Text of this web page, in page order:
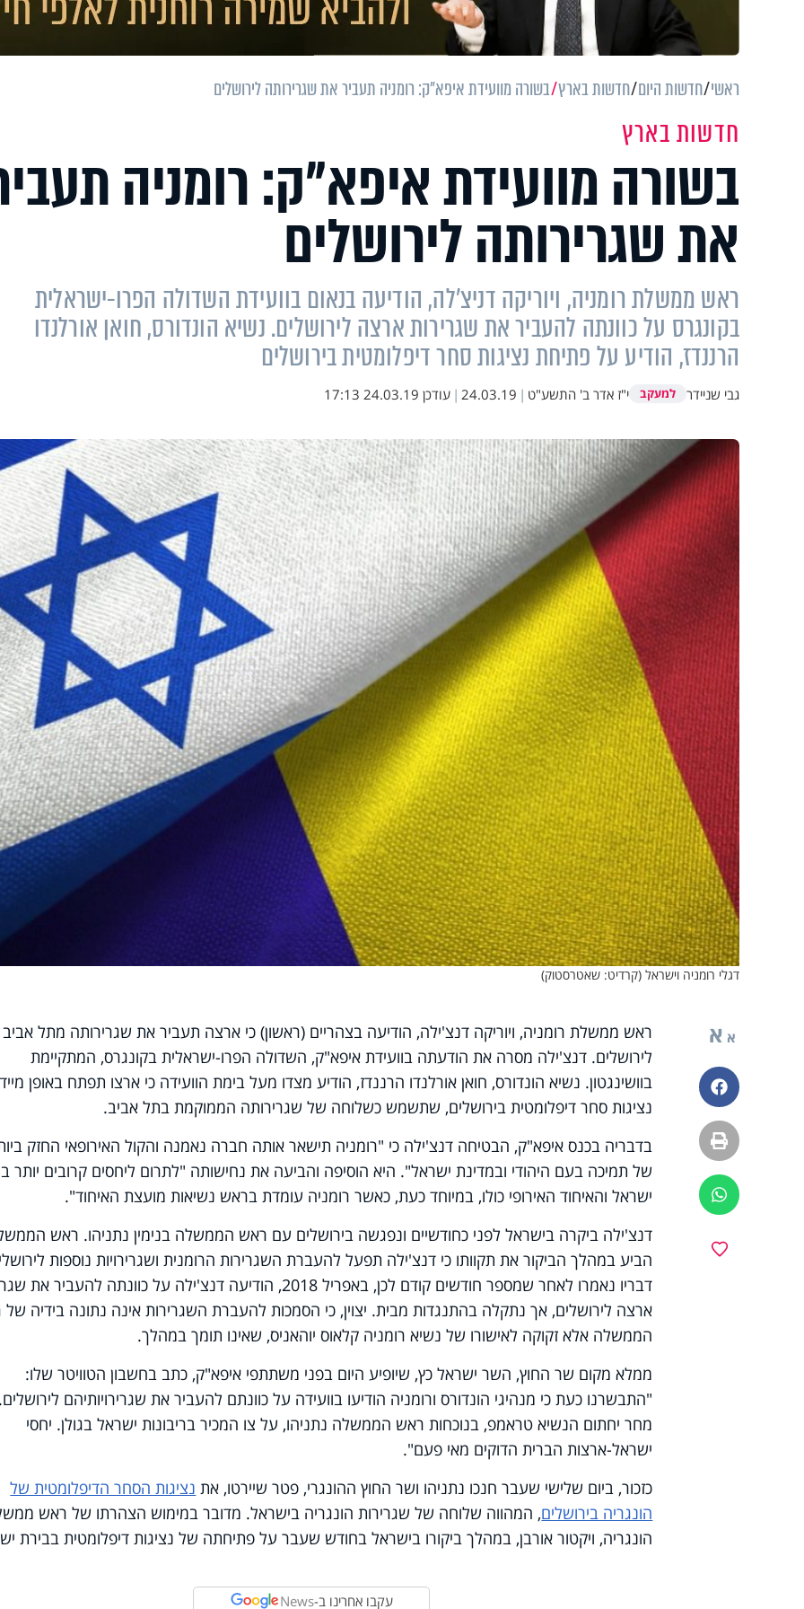
ראשי חדשות היום חדשות בארץ בשורה מוועידת איפא"ק: רומניה תעביר את שגרירותה לירושלים
חדשות בארץ
בשורה מוועידת איפא"ק: רומניה
את שגרירותה לירושלים
ראש ממשלת רומניה, ויוריקה דניצ'לה, הודיעה בנאום בוועידת השדולה הפרו-ישראלית
בקונגרס על כוונתה להעביר את שגרירות ארצה לירושלים. נשיא הונדורס, חואן אורלנדו
הרננדז, הודיע על פתיחת נציגות סחר דיפלומטית בירושלים
גבי שניידר למעקב י"ז אדר ב' התשע"ט |
24.03.19
| עודכן 24.03.19 17:13
דגלי רומניה וישראל (קרדיט: שאטרסטוק)
א א
פייסבוק
הדפסה
ווטסאפ
ראש ממשלת רומניה, ויוריקה דנצ'ילה, הודיעה בצהריים (ראשון) כי ארצה תעביר את שגרירותה מתל אביב
לירושלים. דנצ'ילה מסרה את הודעתה בוועידת איפא"ק, השדולה הפרו-ישראלית בקונגרס, המתקיימת
בוושינגטון. נשיא הונדורס, חואן אורלנדו הרננדז, הודיע מצדו מעל בימת הוועידה כי ארצו תפתח באופן
נציגות סחר דיפלומטית בירושלים, שתשמש כשלוחה של שגרירותה הממוקמת בתל אביב.
בדבריה בכנס איפא"ק, הבטיחה דנצ'ילה כי "רומניה תישאר אותה חברה נאמנה והקול האירופאי החזק
של תמיכה בעם היהודי ובמדינת ישראל". היא הוסיפה והביעה את נחישותה "לתרום ליחסים קרובים יותר
ישראל והאיחוד האירופי כולו, במיוחד כעת, כאשר רומניה עומדת בראש נשיאות מועצת האיחוד".
דנצ'ילה ביקרה בישראל לפני כחודשיים ונפגשה בירושלים עם ראש הממשלה בנימין נתניהו. ראש
הביע במהלך הביקור את תקוותו כי דנצ'ילה תפעל להעברת השגרירות הרומנית ושגרירויות נוספות
דבריו נאמרו לאחר שמספר חודשים קודם לכן, באפריל 2018, הודיעה דנצ'ילה על כוונתה להעביר
ארצה לירושלים, אך נתקלה בהתנגדות מבית. יצוין, כי הסמכות להעברת השגרירות אינה נתונה בידיה
הממשלה אלא זקוקה לאישורו של נשיא רומניה קלאוס יוהאניס, שאינו תומך במהלך.
ממלא מקום שר החוץ, השר ישראל כץ, שיופיע היום בפני משתתפי איפא"ק, כתב בחשבון הטוויטר שלו:
"התבשרנו כעת כי מנהיגי הונדורס ורומניה הודיעו בוועידה על כוונתם להעביר את שגרירויותיהם
מחר יחתום הנשיא טראמפ, בנוכחות ראש הממשלה נתניהו, על צו המכיר בריבונות ישראל בגולן. יחסי
ישראל-ארצות הברית הדוקים מאי פעם".
כזכור, ביום שלישי שעבר חנכו נתניהו ושר החוץ ההונגרי, פטר שיירטו, את נציגות הסחר הדיפלומטית של
הונגריה בירושלים, המהווה שלוחה של שגרירות הונגריה בישראל. מדובר במימוש הצהרתו של ראש
הונגריה, ויקטור אורבן, במהלך ביקורו בישראל בחודש שעבר על פתיחתה של נציגות דיפלומטית בבירת
עקבו אחרינו ב-News